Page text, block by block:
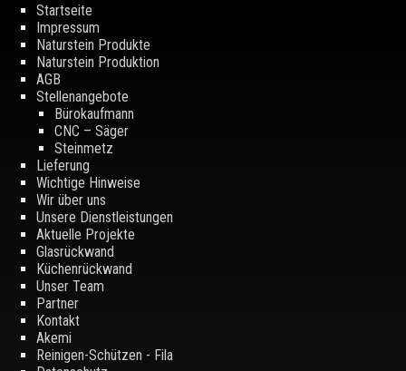
Startseite
Impressum
Naturstein Produkte
Naturstein Produktion
AGB
Stellenangebote
Bürokaufmann
CNC – Säger
Steinmetz
Lieferung
Wichtige Hinweise
Wir über uns
Unsere Dienstleistungen
Aktuelle Projekte
Glasrückwand
Küchenrückwand
Unser Team
Partner
Kontakt
Akemi
Reinigen-Schützen - Fila